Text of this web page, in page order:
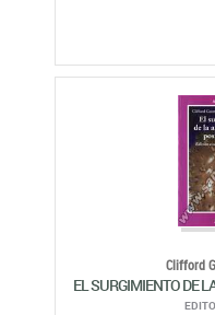
Clifford
EL SURGIMIENTO DE